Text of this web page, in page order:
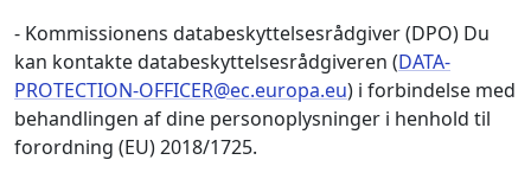
- Kommissionens databeskyttelsesrådgiver (DPO) Du
kan kontakte databeskyttelsesrådgiveren (DATA-
PROTECTION-OFFICER@ec.europa.eu) i forbindelse med
behandlingen af dine personoplysninger i henhold til
forordning (EU) 2018/1725.